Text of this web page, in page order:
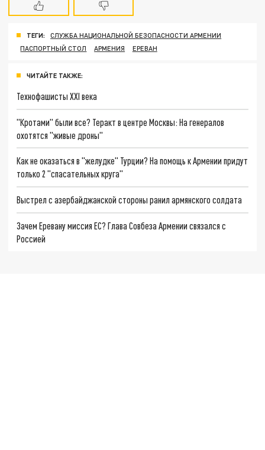
ТЕГИ:
СЛУЖБА НАЦИОНАЛЬНОЙ БЕЗОПАСНОСТИ АРМЕНИИ
ПАСПОРТНЫЙ СТОЛ
АРМЕНИЯ ЕРЕВАН
ЧИТАЙТЕ ТАКЖЕ:
Технофашисты XXI века
"Кротами" были все? Теракт в центре Москвы: На генералов
охотятся "живые дроны"
Как не оказаться в "желудке" Турции? На помощь к Армении придут
только 2 "спасательных круга"
Выстрел с азербайджанской стороны ранил армянского солдата
Зачем Еревану миссия ЕС? Глава Совбеза Армении связался с
Россией